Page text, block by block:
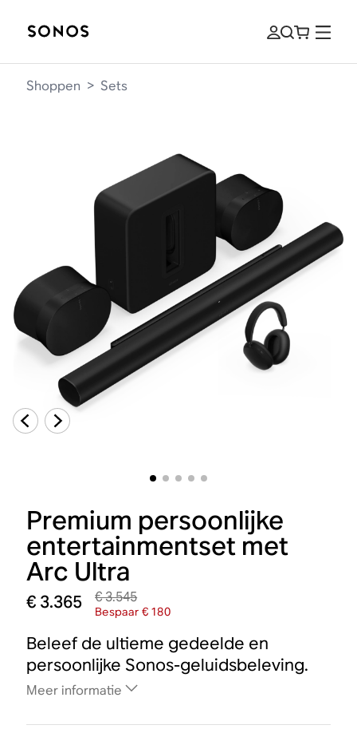
Shoppen > Sets
Premium persoonlijke
entertainmentset met
Arc Ultra
€ 3.365 € 3.545
Bespaar € 180
Beleef de ultieme gedeelde en
persoonlijke Sonos-geluidsbeleving.
Meer informatie